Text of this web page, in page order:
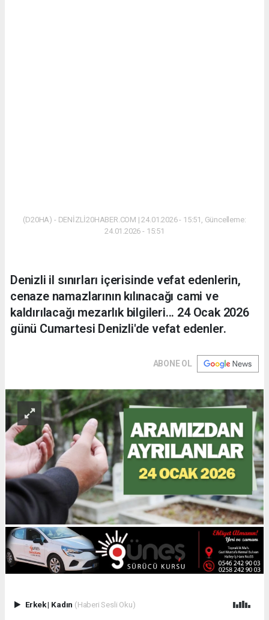
(D20HA) - DENİZLİ20HABER.COM | 24.01.2026 - 15:51, Güncelleme:
24.01.2026 - 15:51
Denizli il sınırları içerisinde vefat edenlerin,
cenaze namazlarının kılınacağı cami ve
kaldırılacağı mezarlık bilgileri... 24 Ocak 2026
günü Cumartesi Denizli'de vefat edenler.
ABONE OL
Erkek| Kadın (Haberi Sesli Oku)